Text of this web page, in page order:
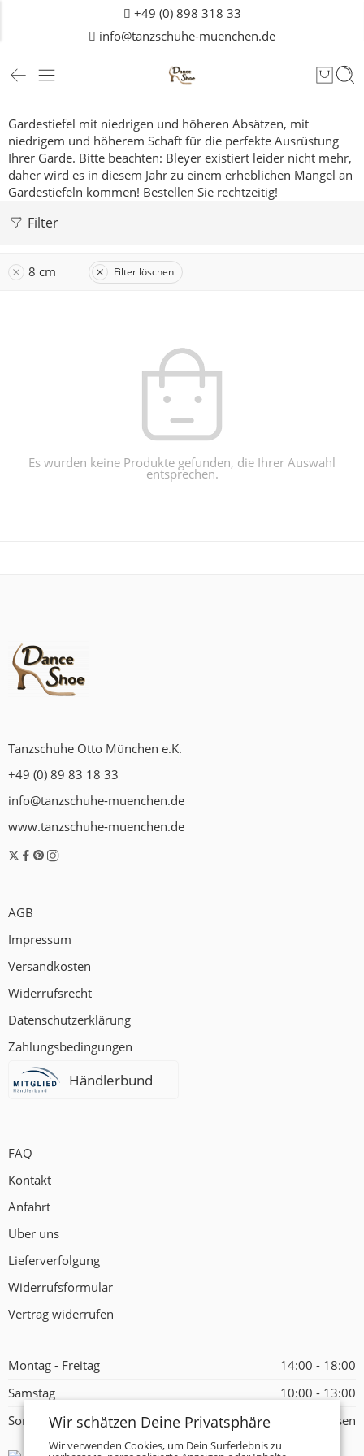
+49 (0) 898 318 33
info@tanzschuhe-muenchen.de
Gardestiefel mit niedrigen und höheren Absätzen, mit
niedrigem und höherem Schaft für die perfekte Ausrüstung
Ihrer Garde. Bitte beachten: Bleyer existiert leider nicht mehr,
daher wird es in diesem Jahr zu einem erheblichen Mangel an
Gardestiefeln kommen! Bestellen Sie rechtzeitig!
Filter
8 cm Filter löschen
Es wurden keine Produkte gefunden, die Ihrer Auswahl
entsprechen.
Tanzschuhe Otto München e.K.
+49 (0) 89 83 18 33
info@tanzschuhe-muenchen.de
www.tanzschuhe-muenchen.de
AGB
Impressum
Versandkosten
Widerrufsrecht
Datenschutzerklärung
Zahlungsbedingungen
Händlerbund
FAQ
Kontakt
Anfahrt
Über uns
Lieferverfolgung
Widerrufsformular
Vertrag widerrufen
Montag - Freitag
14:00 - 18:00
Samstag
10:00 - 13:00
Sonntag
Geschlossen
Wir schätzen Deine Privatsphäre
Wir verwenden Cookies, um Dein Surferlebnis zu